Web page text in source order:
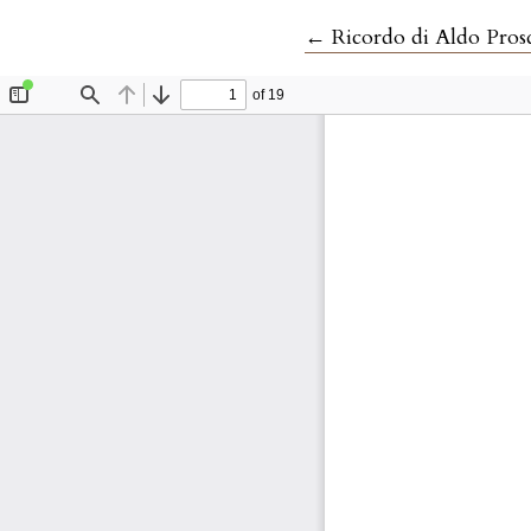
← Ritorna ai dettagli
Ricordo di Aldo